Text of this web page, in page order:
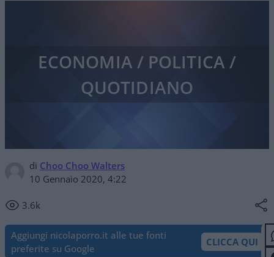
di Choo Choo Walters
10 Gennaio 2020, 4:22
3.6k
ECONOMIA / POLITICA /
QUOTIDIANO
Aggiungi nicolaporro.it alle tue fonti
preferite su Google
CLICCA QUI